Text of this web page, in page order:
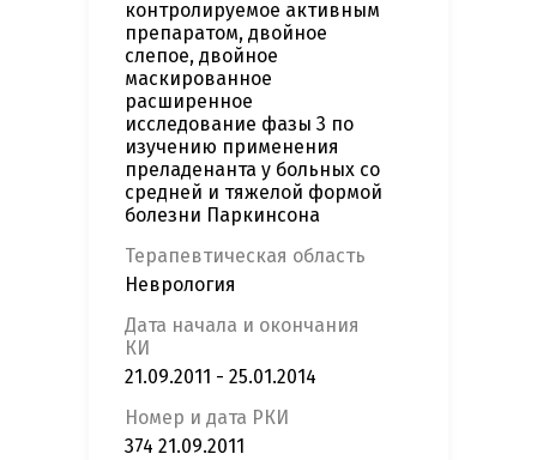
контролируемое активным
препаратом, двойное
слепое, двойное
маскированное
расширенное
исследование фазы 3 по
изучению применения
преладенанта у больных со
средней и тяжелой формой
болезни Паркинсона
Терапевтическая область
Неврология
Дата начала и окончания
КИ
21.09.2011 - 25.01.2014
Номер и дата РКИ
374 21.09.2011